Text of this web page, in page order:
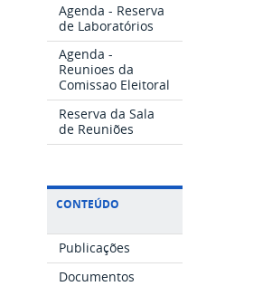
Agenda - Reserva
de Laboratórios
Agenda -
Reunioes da
Comissao Eleitoral
Reserva da Sala
de Reuniões
CONTEÚDO
Publicações
Documentos